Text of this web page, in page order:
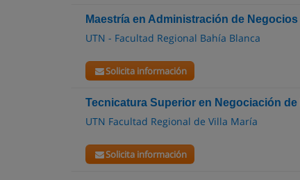
Maestría en Administración de Negocios
UTN - Facultad Regional Bahía Blanca
Solicita información
Tecnicatura Superior en Negociación de
UTN Facultad Regional de Villa María
Solicita información